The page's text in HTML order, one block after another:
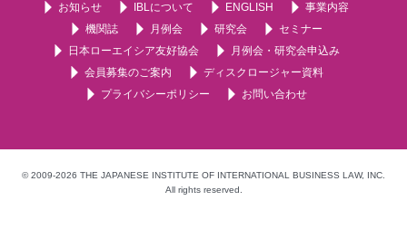
お知らせ IBLについて ENGLISH
事業内容
機関誌
月例会 研究会
セミナー
日本ローエイシア友好協会
月例会・研究会申込み
会員募集のご案内
ディスクロージャー資料
プライバシーポリシー
お問い合わせ
© 2009-2026 THE JAPANESE INSTITUTE OF INTERNATIONAL BUSINESS LAW, INC.
All rights reserved.